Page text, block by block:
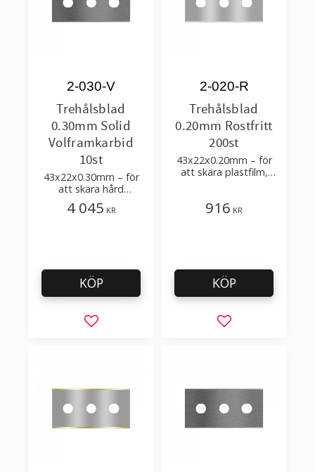
Trehålsblad
0.30mm Solid
Volframkarbid
10st
43x22x0.30mm – för
att skära hård
laminerad plastfilm och
förpackningar
2-030-V
4 045 KR
Lägg till i favoriter
KÖP
Trehålsblad
0.20mm Rostfritt
200st
43x22x0.20mm – för
att skära plastfilm,
2-020-R
916 KR
Lägg till i
KÖP